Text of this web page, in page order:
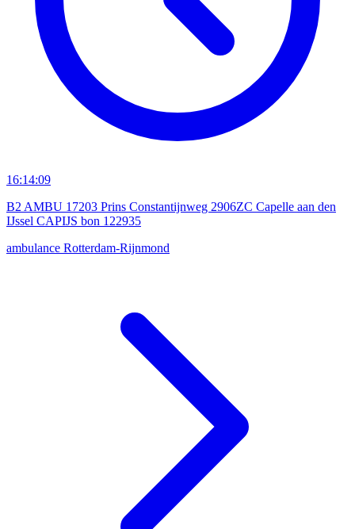
16:14:09
B2 AMBU 17203 Prins Constantijnweg 2906ZC Capelle aan den
IJssel CAPIJS bon 122935
ambulance Rotterdam-Rijnmond